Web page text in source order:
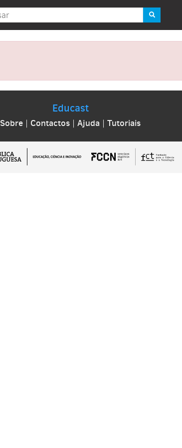
Educast
Sobre | Contactos | Ajuda | Tutoriais